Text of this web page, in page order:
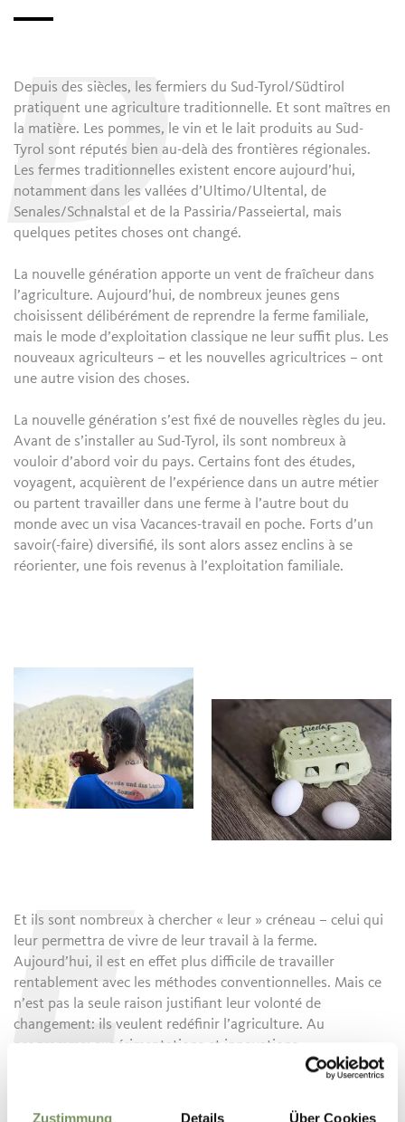
Zustimmung Details Über Cookies
Depuis des siècles, les fermiers du Sud-Tyrol/Südtirol
pratiquent une agriculture traditionnelle. Et sont maîtres en
la matière. Les pommes, le vin et le lait produits au Sud-
Tyrol sont réputés bien au-delà des frontières régionales.
Les fermes traditionnelles existent encore aujourd’hui,
notamment dans les vallées d’Ultimo/Ultental, de
Senales/Schnalstal et de la Passiria/Passeiertal, mais
quelques petites choses ont changé.
La nouvelle génération apporte un vent de fraîcheur dans
l’agriculture. Aujourd’hui, de nombreux jeunes gens
choisissent délibérément de reprendre la ferme familiale,
mais le mode d’exploitation classique ne leur suffit plus. Les
nouveaux agriculteurs – et les nouvelles agricultrices – ont
une autre vision des choses.
La nouvelle génération s’est fixé de nouvelles règles du jeu.
Avant de s’installer au Sud-Tyrol, ils sont nombreux à
vouloir d’abord voir du pays. Certains font des études,
voyagent, acquièrent de l’expérience dans un autre métier
ou partent travailler dans une ferme à l’autre bout du
monde avec un visa Vacances-travail en poche. Forts d’un
savoir(-faire) diversifié, ils sont alors assez enclins à se
réorienter, une fois revenus à l’exploitation familiale.
E
Et ils sont nombreux à chercher « leur » créneau – celui qui
leur permettra de vivre de leur travail à la ferme.
Aujourd’hui, il est en effet plus difficile de travailler
rentablement avec les méthodes conventionnelles. Mais ce
n’est pas la seule raison justifiant leur volonté de
changement: ils veulent redéfinir l’agriculture. Au
programme: expérimentations et innovations.
deux jeunes exploitants cultivant des asiminiers pour la